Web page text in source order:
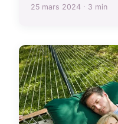
25 mars 2024 · 3 min